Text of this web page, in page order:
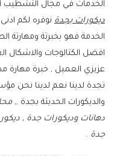
الخدمات في مجال التشطيب
ديكورات بجدة نوفره لكم
الخدمة فهو بخبرتة ومهارتة
افضل الكتالوجات والاشكال
عزيزي العميل , خبرة
تجدة لدينا نعم لدينا نحن
والديكورات الحديثة بجدة ,,
دهانات وديكورات جدة ,
جدة .